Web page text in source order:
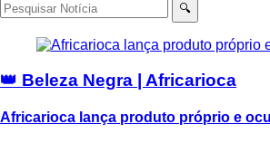
🔍
👑 Beleza Negra | Africarioca
Africarioca lança produto próprio e